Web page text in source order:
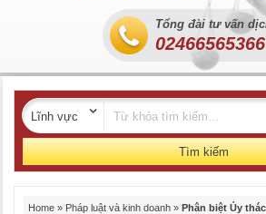
Tổng đài tư vấn
02466565366
Tìm kiếm
Home » Pháp luật và kinh doanh » Phân biệt Ủy